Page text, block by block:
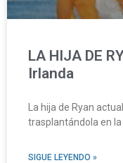
LA HIJA DE
Irlanda
La hija de Ryan
trasplantándola en
SIGUE LEYENDO »